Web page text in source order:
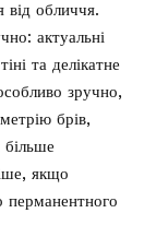
від обличчя.
актуальні
та делікатне
зручно,
брів,
більше
, якщо
перманентного